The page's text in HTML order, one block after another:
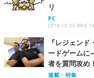
リ
PC
2019.10.23 Wed
『レジェン
ードゲームに
者を質問攻め
連載・特集